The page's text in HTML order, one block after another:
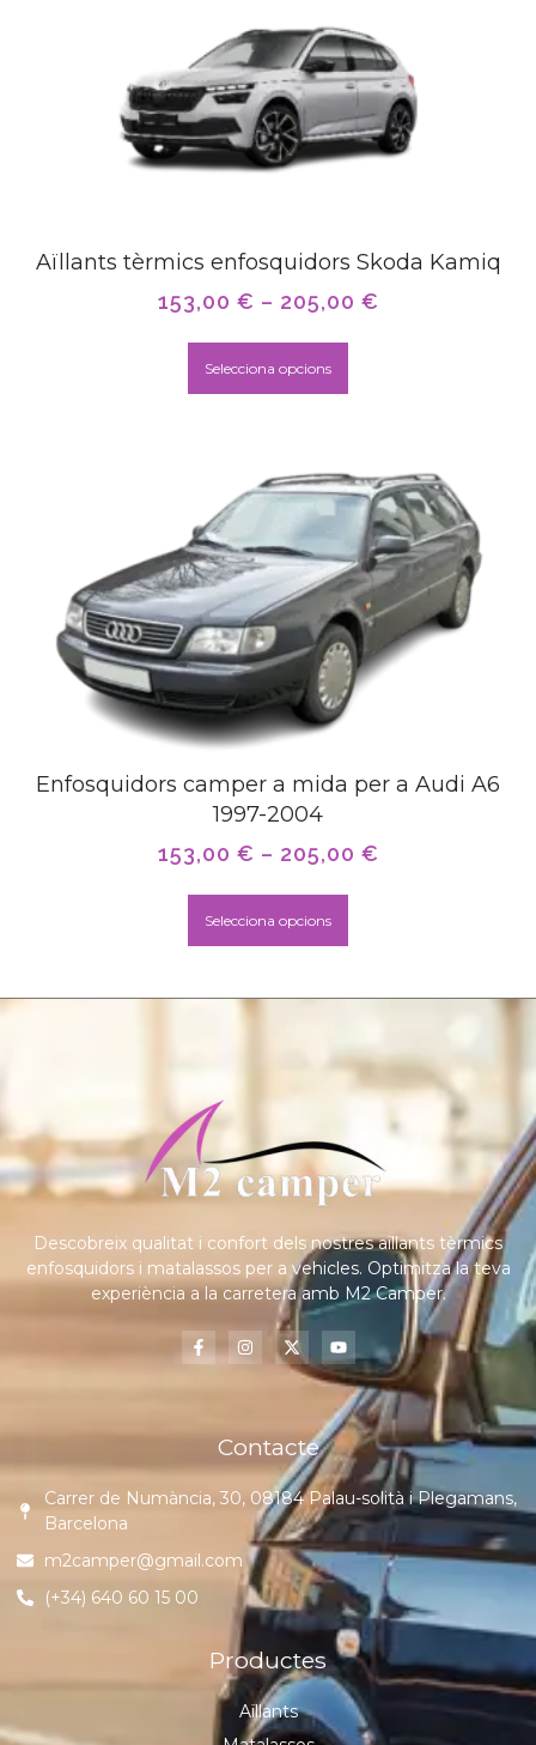
Aïllants tèrmics enfosquidors Skoda Kamiq
153,00 € – 205,00 €
Selecciona opcions
Enfosquidors camper a mida per a Audi A6
1997-2004
153,00 € – 205,00 €
Selecciona opcions
Descobreix qualitat i confort dels nostres aïllants tèrmics
enfosquidors i matalassos per a vehicles. Optimitza la teva
experiència a la carretera amb M2 Camper.
Contacte
Carrer de Numància, 30, 08184 Palau-solità i Plegamans,
Barcelona
m2camper@gmail.com
(+34) 640 60 15 00
Productes
Aïllants